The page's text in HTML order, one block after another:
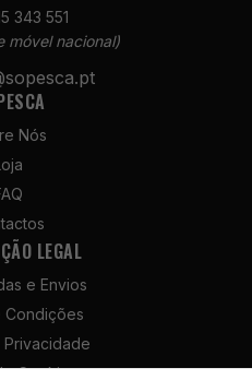
343 551
móvel nacional)
Nós
LEGAL
e Envios
Condições
Privacidade
Cookies
Necessários
Estes cookies
não são
opcionais. São
necessários
Estatísticas
possamos
melhorar a
funcionalidade